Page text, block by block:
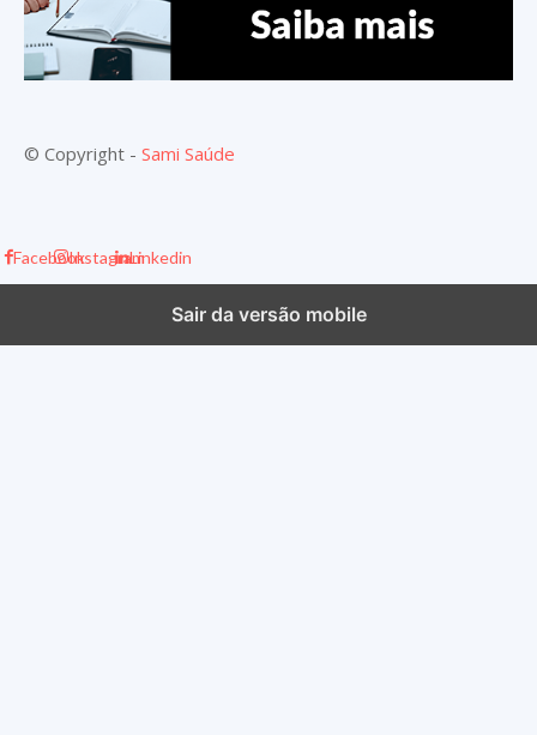
© Copyright - Sami Saúde
FacebookInstagramLinkedin
Sair da versão mobile